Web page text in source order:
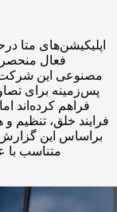
فعال
مصنوعی این شرکت
پس‌زمینه برای
فراهم کرده‌اند
فرایند خلق، تنظیم و
براساس این گزارش،
متناسب با